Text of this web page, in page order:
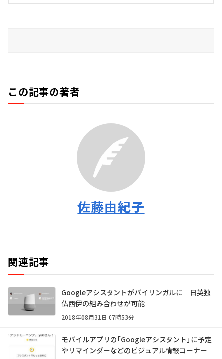
この記事の著者
佐藤由紀子
関連記事
Googleアシスタントがバイリンガルに 日英独
仏西伊の組み合わせが可能
2018年08月31日 07時53分
モバイルアプリの「Googleアシスタント」に予定
やリマインダーなどのビジュアル情報コーナー